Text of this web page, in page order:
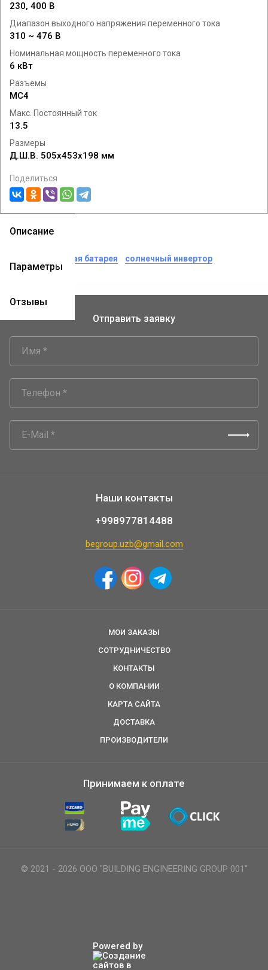
230, 400 В
Диапазон выходного напряжения переменного тока
310 ~ 476 В
Номинальная мощность переменного тока
6 кВт
Разъемы
MC4
Макс. Постоянный ток
13.5
Размеры
Д.Ш.В. 505x453x198 мм
Поделиться
Описание
Параметры
Отзывы
солнечная батарея солнечный инвертор
Отправить заявку
Наши контакты
+998977814488
begroup.uzb@gmail.com
МОИ ЗАКАЗЫ
СОТРУДНИЧЕСТВО
КОНТАКТЫ
О КОМПАНИИ
КАРТА САЙТА
ДОСТАВКА
ПРОИЗВОДИТЕЛИ
Принимаем к оплате
© 2021 - 2026 ООО "BUILDING ENGINEERING GROUP 001"
Powered by